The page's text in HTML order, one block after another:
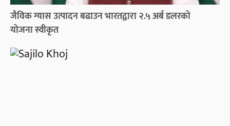
जैविक ग्यास उत्पादन बढाउन भारतद्वारा २.५ अर्ब डलरको
योजना स्वीकृत